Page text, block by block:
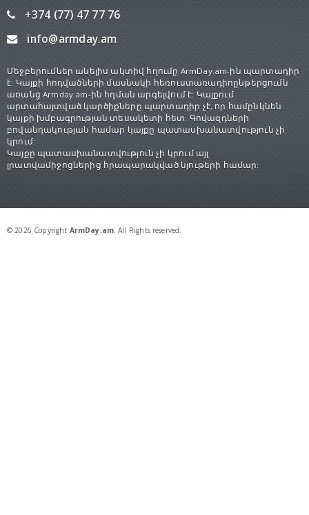
+374 (77) 47 77 76
info@armday.am
Մեջբերումներ անելիս ակտիվ հղումը ArmDay.am-ին պարտադիր
է: Կայքի հոդվածների մասնակի հեռուստառադիոընթերցումն
առանց Armday.am-ին հղման արգելվում է: Կայքում
արտահայտված կարծիքները պարտադիր չէ, որ համընկնեն
կայքի խմբագրության տեսակետի հետ: Գովազդների
բովանդակության համար կայքը պատասխանատվություն չի
կրում:
Կայքը պատասխանատվություն չի կրում այլ
լրատվամիջոցներից հրապարակված նյութերի համար:
© 2026 Copyright ArmDay.am. All Rights reserved.